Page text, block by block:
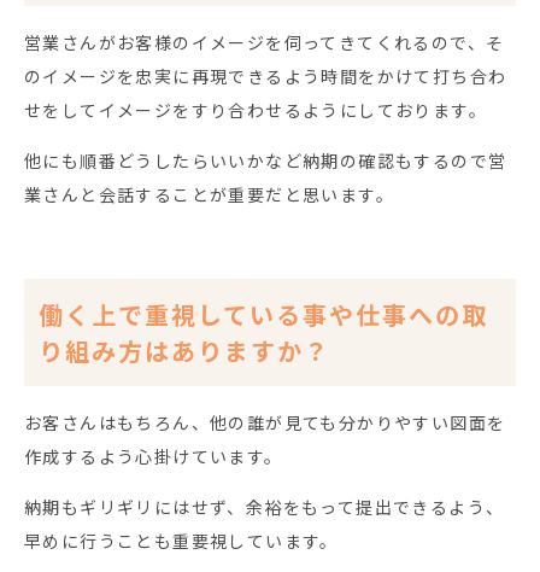
営業さんがお客様のイメージを伺ってきてくれるので、そ
のイメージを忠実に再現できるよう時間をかけて打ち合わ
せをしてイメージをすり合わせるようにしております。
他にも順番どうしたらいいかなど納期の確認もするので営
業さんと会話することが重要だと思います。
働く上で重視している事や仕事への取
り組み方はありますか？
お客さんはもちろん、他の誰が見ても分かりやすい図面を
作成するよう心掛けています。
納期もギリギリにはせず、余裕をもって提出できるよう、
早めに行うことも重要視しています。